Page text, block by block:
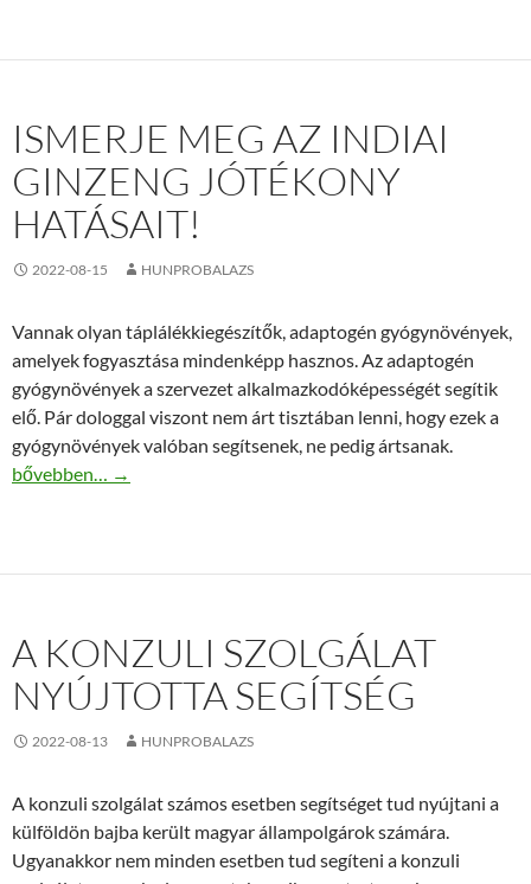
ISMERJE MEG AZ INDIAI
GINZENG JÓTÉKONY
HATÁSAIT!
2022-08-15 HUNPROBALAZS
Vannak olyan táplálékkiegészítők, adaptogén gyógynövények,
amelyek fogyasztása mindenképp hasznos. Az adaptogén
gyógynövények a szervezet alkalmazkodóképességét segítik
elő. Pár dologgal viszont nem árt tisztában lenni, hogy ezek a
gyógynövények valóban segítsenek, ne pedig ártsanak.
Ismerje meg az indiai ginzeng jótékony hatásait!
bővebben… →
A KONZULI SZOLGÁLAT
NYÚJTOTTA SEGÍTSÉG
2022-08-13 HUNPROBALAZS
A konzuli szolgálat számos esetben segítséget tud nyújtani a
külföldön bajba került magyar állampolgárok számára.
Ugyanakkor nem minden esetben tud segíteni a konzuli